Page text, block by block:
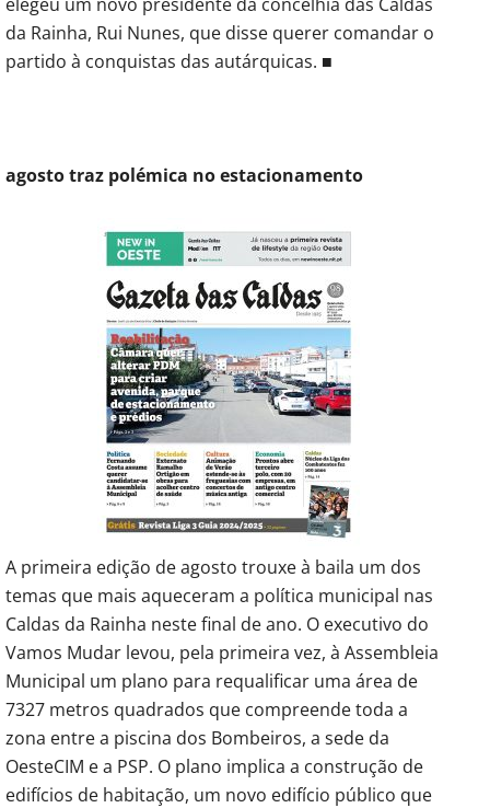
da Rainha, Rui Nunes, que disse querer comandar o
partido à conquistas das autárquicas. ■
agosto traz polémica no estacionamento
A primeira edição de agosto trouxe à baila um dos
temas que mais aqueceram a política municipal nas
Caldas da Rainha neste final de ano. O executivo do
Vamos Mudar levou, pela primeira vez, à Assembleia
Municipal um plano para requalificar uma área de
7327 metros quadrados que compreende toda a
zona entre a piscina dos Bombeiros, a sede da
OesteCIM e a PSP. O plano implica a construção de
edifícios de habitação, um novo edifício público que